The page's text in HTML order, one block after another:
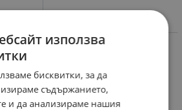
МЪЖКИ за кримпване към лентов
for ribbon cable 37pin
използва
бисквитки, за да
съдържанието,
и да анализираме нашия